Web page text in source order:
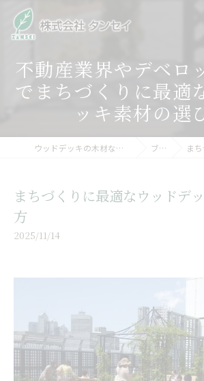
不動産業界やデベロ
でまちづくりに最適
ッキ素材の選
ウッドデッキの木材なら株式会社タンセイ ブログ まちづ
まちづくりに最適なウッドデ
方
2025/11/14